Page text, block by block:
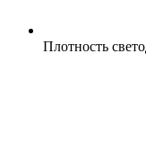
Плотность